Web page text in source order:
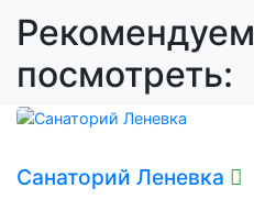
Рекомендуем
посмотреть:
Санаторий Леневка